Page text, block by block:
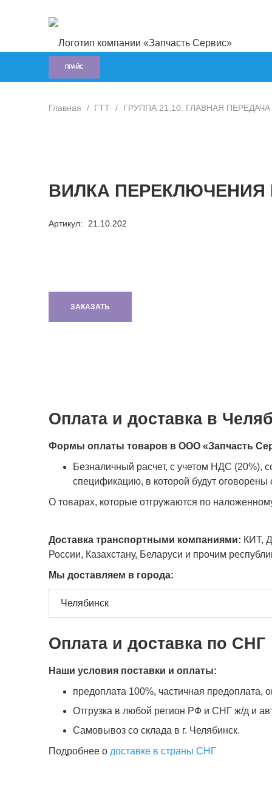
ПРАЙС
Главная / ГTT / ГРУППА 21.10. ГЛАВНАЯ ПЕРЕДАЧА
ВИЛКА ПЕРЕКЛЮЧЕНИЯ
Артикул: 21.10.202
ЗАКАЗАТЬ
Оплата и доставка в
Формы оплаты товаров в ООО «Запчасть
Безналичный расчет, с учетом НДС (20%),
спецификацию, в которой будут оговорены
О товарах, которые отгружаются по
Доставка транспортными компаниями: КИТ,
России, Казахстану, Беларуси и прочим
Мы доставляем в города:
Оплата и доставка по СНГ
Наши условия поставки и оплаты:
предоплата 100%, частичная предоплата,
Отгрузка в любой регион РФ и СНГ ж/д и
Самовывоз со склада в г. Челябинск.
Подробнее о доставке в страны СНГ